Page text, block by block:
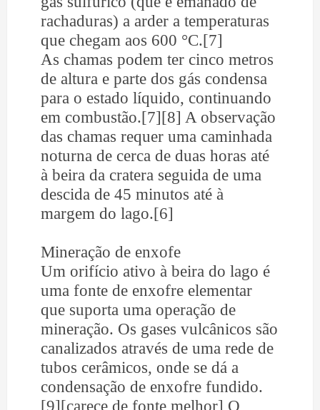
rachaduras) a arder a temperaturas
que chegam aos 600 °C.[7]
As chamas podem ter cinco metros
de altura e parte dos gás condensa
para o estado líquido, continuando
em combustão.[7][8] A observação
das chamas requer uma caminhada
noturna de cerca de duas horas até
à beira da cratera seguida de uma
descida de 45 minutos até à
margem do lago.[6]
Mineração de enxofe
Um orifício ativo à beira do lago é
uma fonte de enxofre elementar
que suporta uma operação de
mineração. Os gases vulcânicos são
canalizados através de uma rede de
tubos cerâmicos, onde se dá a
condensação de enxofre fundido.
[9][carece de fonte melhor] O